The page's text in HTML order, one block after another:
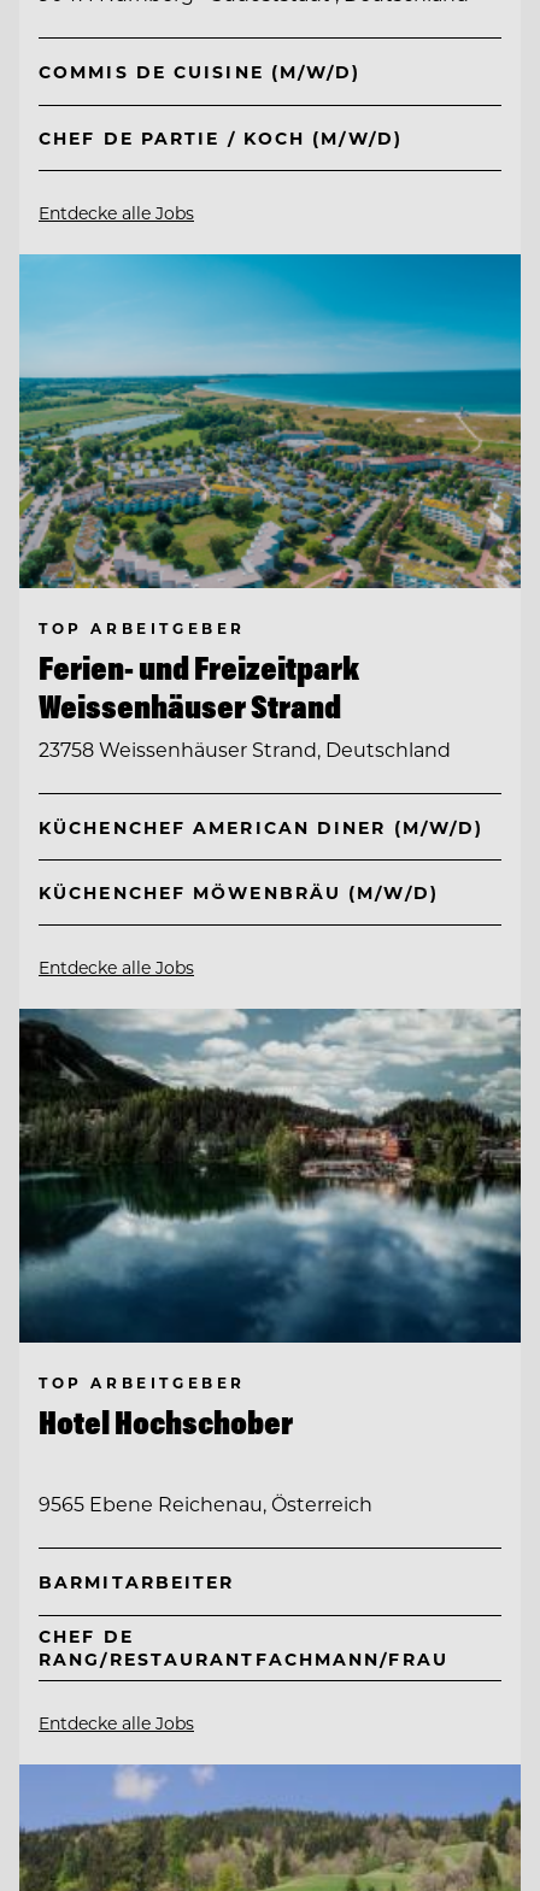
COMMIS DE CUISINE (M/W/D)
CHEF DE PARTIE / KOCH (M/W/D)
Entdecke alle Jobs
TOP ARBEITGEBER
Ferien- und Freizeitpark
Weissenhäuser Strand
23758 Weissenhäuser Strand, Deutschland
KÜCHENCHEF AMERICAN DINER (M/W/D)
KÜCHENCHEF MÖWENBRÄU (M/W/D)
Entdecke alle Jobs
TOP ARBEITGEBER
Hotel Hochschober
9565 Ebene Reichenau, Österreich
BARMITARBEITER
CHEF DE
RANG/RESTAURANTFACHMANN/FRAU
Entdecke alle Jobs